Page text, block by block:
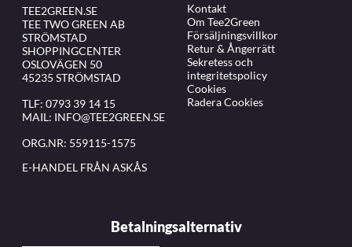
TEE2GREEN.SE
TEE TWO GREEN AB
STRÖMSTAD
SHOPPINGCENTER
OSLOVÄGEN 50
45235 STRÖMSTAD
TLF: 0793 39 14 15
MAIL: INFO@TEE2GREEN.SE
ORG.NR: 559115-1575
E-HANDEL FRÅN ASKÅS
Kontakt
Om Tee2Green
Försäljningsvillkor
Retur & Ångerrätt
Sekretess och
integritetspolicy
Cookies
Radera Cookies
Betalningsalternativ